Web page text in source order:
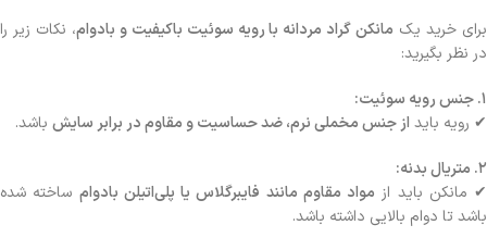
برای خرید یک مانکن گراد مردانه با رویه سوئیت باکیفیت و بادوام، نکات زیر را
در نظر بگیرید:
۱. جنس رویه سوئیت:
✔ رویه باید از جنس مخملی نرم، ضد حساسیت و مقاوم در برابر سایش باشد.
۲. متریال بدنه:
✔ مانکن باید از مواد مقاوم مانند فایبرگلاس یا پلی‌اتیلن بادوام ساخته شده
باشد تا دوام بالایی داشته باشد.